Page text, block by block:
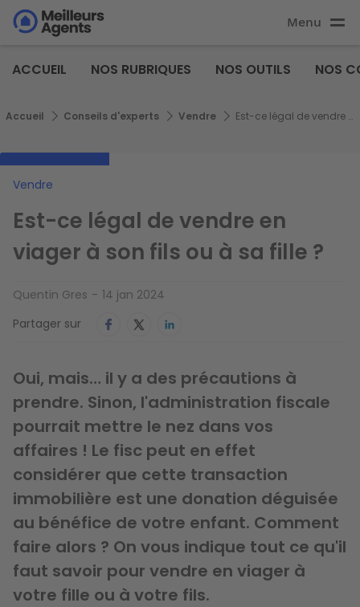
Aller
au
principal
Aller au
principal
Menu
Agents
ACCUEIL NOS RUBRIQUES NOS OUTILS NOS
Fil d'Ariane
Accueil Conseils d'experts Vendre Est-ce légal de vendre en viager à son fils ou à sa fille ?
Vendre
Est-ce légal de vendre en
viager à son fils ou à sa fille ?
Quentin Gres
14 jan 2024
Partager sur
Oui, mais… il y a des précautions à
prendre. Sinon, l'administration fiscale
pourrait mettre le nez dans vos
affaires ! Le fisc peut en effet
considérer que cette transaction
immobilière est une donation déguisée
au bénéfice de votre enfant. Comment
faire alors ? On vous indique tout ce qu'il
faut savoir pour vendre en viager à
votre fille ou à votre fils.